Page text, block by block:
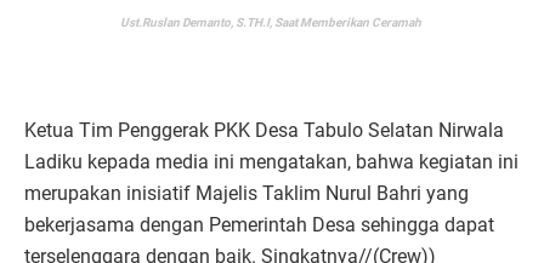
Ust.Ruslan Demanto, S.TH.I, Saat Memberikan Ceramah
Ketua Tim Penggerak PKK Desa Tabulo Selatan Nirwala
Ladiku kepada media ini mengatakan, bahwa kegiatan ini
merupakan inisiatif Majelis Taklim Nurul Bahri yang
bekerjasama dengan Pemerintah Desa sehingga dapat
terselenggara dengan baik. Singkatnya//(Crew))